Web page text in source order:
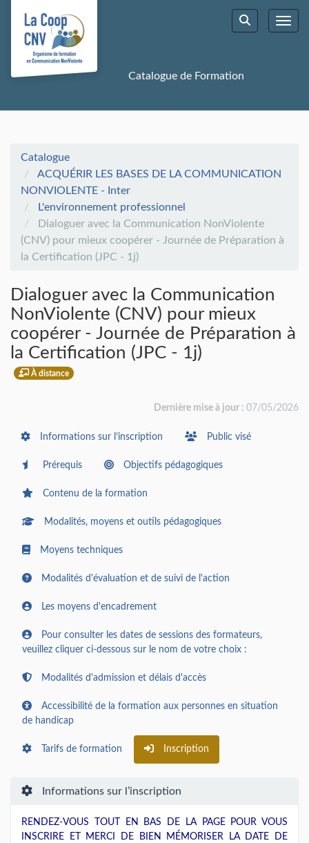
Aller au menu principal
Aller au contenu principal
Personnaliser l'interface
Rechercher
Catalogue de Formation
Catalogue
ACQUÉRIR LES BASES DE LA COMMUNICATION
NONVIOLENTE - Inter
L'environnement professionnel
Dialoguer avec la Communication NonViolente
(CNV) pour mieux coopérer - Journée de Préparation à
la Certification (JPC - 1j)
Dialoguer avec la Communication
NonViolente (CNV) pour mieux
coopérer - Journée de Préparation à
la Certification (JPC - 1j)
À distance
Dernière mise à jour : 07/05/2026
Informations sur l’inscription Public visé
Prérequis Objectifs pédagogiques
Contenu de la formation
Modalités, moyens et outils pédagogiques
Moyens techniques
Modalités d'évaluation et de suivi de l'action
Les moyens d'encadrement
Pour consulter les dates de sessions des formateurs,
veuillez cliquer ci-dessous sur le nom de votre choix :
Modalités d'admission et délais d'accès
Accessibilité de la formation aux personnes en situation
de handicap
Tarifs de formation Inscription
Informations sur l’inscription
RENDEZ-VOUS TOUT EN BAS DE LA PAGE POUR VOUS
INSCRIRE ET MERCI DE BIEN MÉMORISER LA DATE DE